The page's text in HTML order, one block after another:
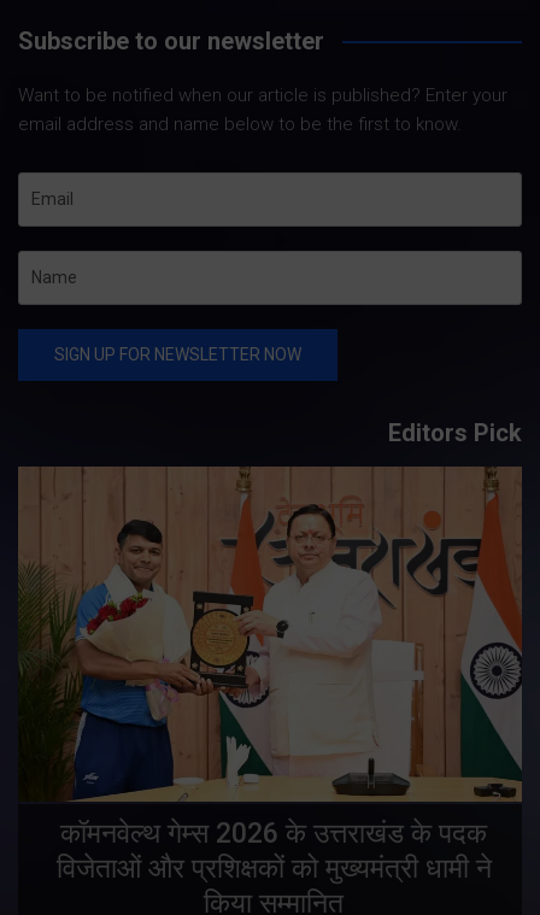
Subscribe to our newsletter
Want to be notified when our article is published? Enter your
email address and name below to be the first to know.
Editors Pick
कॉमनवेल्थ गेम्स 2026 के उत्तराखंड के पदक
विजेताओं और प्रशिक्षकों को मुख्यमंत्री धामी ने
किया सम्मानित